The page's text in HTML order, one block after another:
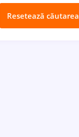
Resetează căutarea